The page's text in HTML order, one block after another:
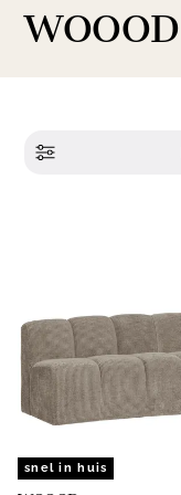
WOOOD
snel in huis